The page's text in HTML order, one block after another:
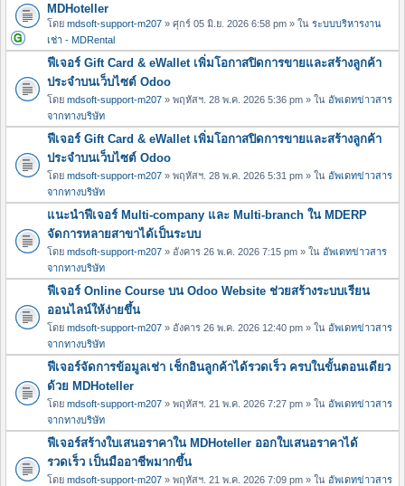
MDHoteller
โดย mdsoft-support-m207 » ศุกร์ 05 มิ.ย. 2026 6:58 pm » ใน ระบบบริหารงาน
เช่า - MDRental
ฟีเจอร์ Gift Card & eWallet เพิ่มโอกาสปิดการขายและสร้างลูกค้า
ประจำบนเว็บไซต์ Odoo
โดย mdsoft-support-m207 » พฤหัสฯ. 28 พ.ค. 2026 5:36 pm » ใน อัพเดทข่าวสาร
จากทางบริษัท
ฟีเจอร์ Gift Card & eWallet เพิ่มโอกาสปิดการขายและสร้างลูกค้า
ประจำบนเว็บไซต์ Odoo
โดย mdsoft-support-m207 » พฤหัสฯ. 28 พ.ค. 2026 5:31 pm » ใน อัพเดทข่าวสาร
จากทางบริษัท
แนะนำฟีเจอร์ Multi-company และ Multi-branch ใน MDERP
จัดการหลายสาขาได้เป็นระบบ
โดย mdsoft-support-m207 » อังคาร 26 พ.ค. 2026 7:15 pm » ใน อัพเดทข่าวสาร
จากทางบริษัท
ฟีเจอร์ Online Course บน Odoo Website ช่วยสร้างระบบเรียน
ออนไลน์ให้ง่ายขึ้น
โดย mdsoft-support-m207 » อังคาร 26 พ.ค. 2026 12:40 pm » ใน อัพเดทข่าวสาร
จากทางบริษัท
ฟีเจอร์จัดการข้อมูลเช่า เช็กอินลูกค้าได้รวดเร็ว ครบในขั้นตอนเดียว
ด้วย MDHoteller
โดย mdsoft-support-m207 » พฤหัสฯ. 21 พ.ค. 2026 7:27 pm » ใน อัพเดทข่าวสาร
จากทางบริษัท
ฟีเจอร์สร้างใบเสนอราคาใน MDHoteller ออกใบเสนอราคาได้
รวดเร็ว เป็นมืออาชีพมากขึ้น
โดย mdsoft-support-m207 » พฤหัสฯ. 21 พ.ค. 2026 7:09 pm » ใน อัพเดทข่าวสาร